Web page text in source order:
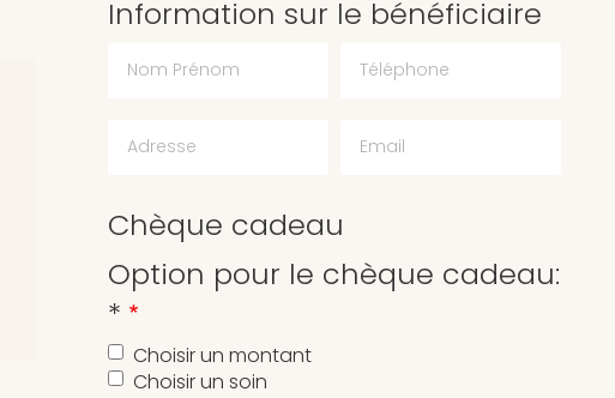
Information sur le bénéficiaire
Chèque cadeau
Option pour le chèque cadeau:
*
Choisir un montant
Choisir un soin